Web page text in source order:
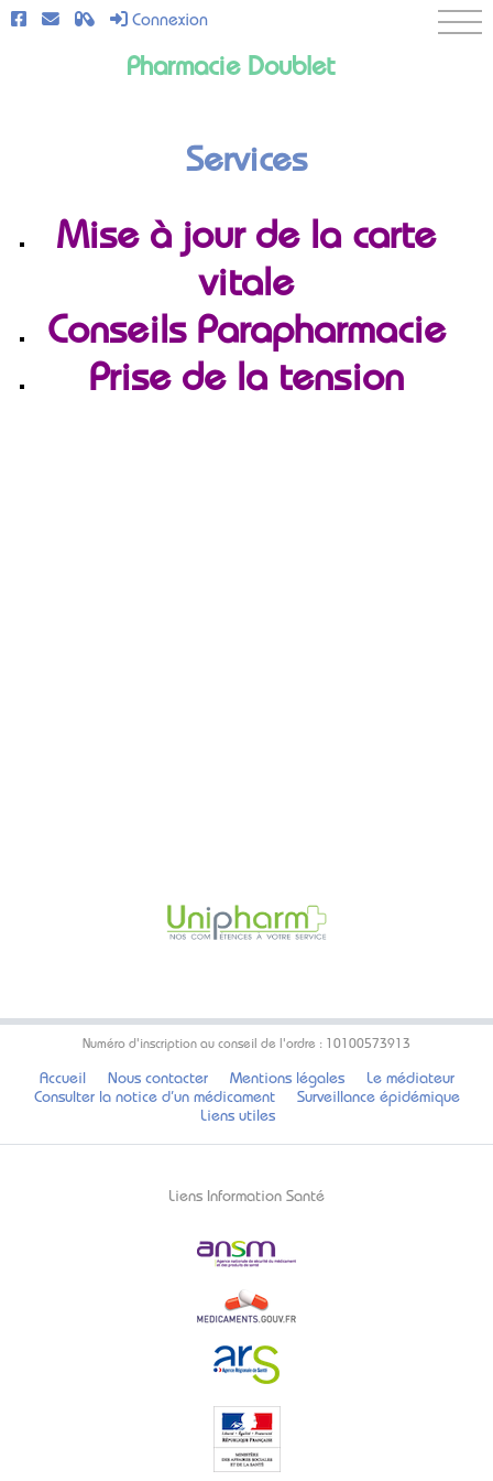
Connexion
Pharmacie Doublet
Services
Mise à jour de la carte
vitale
Conseils Parapharmacie
Prise de la tension
Numéro d'inscription au conseil de l'ordre : 10100573913
Accueil Nous contacter Mentions légales
Le médiateur
Consulter la notice d’un médicament
Surveillance épidémique
Liens utiles
Liens Information Santé